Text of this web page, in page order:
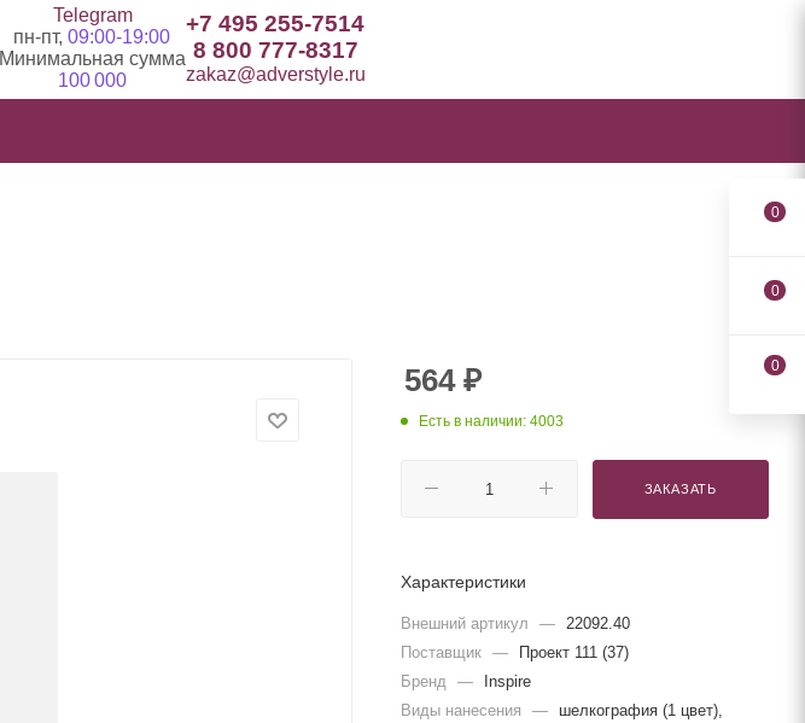
Telegram
пн-пт, 09:00-19:00
Минимальная сумма
100 000
+7 495 255-7514
8 800 777-8317
zakaz@adverstyle.ru
564₽
Есть в наличии: 4003
ЗАКАЗАТЬ
Характеристики
Внешний артикул —
22092.40
Поставщик —
Проект 111 (37)
Бренд
—
Inspire
Виды нанесения
—
шелкография (1 цвет),
0
0
0